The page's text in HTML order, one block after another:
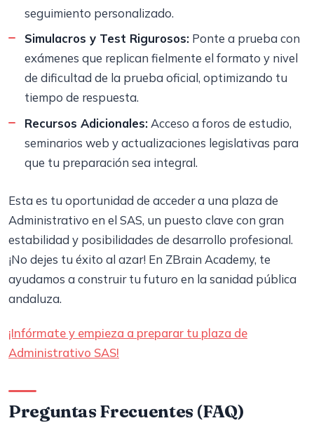
seguimiento personalizado.
Simulacros y Test Rigurosos: Ponte a prueba con
exámenes que replican fielmente el formato y nivel
de dificultad de la prueba oficial, optimizando tu
tiempo de respuesta.
Recursos Adicionales: Acceso a foros de estudio,
seminarios web y actualizaciones legislativas para
que tu preparación sea integral.
Esta es tu oportunidad de acceder a una plaza de
Administrativo en el SAS, un puesto clave con gran
estabilidad y posibilidades de desarrollo profesional.
¡No dejes tu éxito al azar! En ZBrain Academy, te
ayudamos a construir tu futuro en la sanidad pública
andaluza.
¡Infórmate y empieza a preparar tu plaza de
Administrativo SAS!
Preguntas Frecuentes (FAQ)